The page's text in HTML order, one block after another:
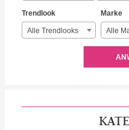
Trendlook
Alle Trendlooks
Marke
Alle